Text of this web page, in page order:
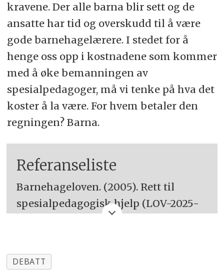
kravene. Der alle barna blir sett og de
ansatte har tid og overskudd til å være
gode barnehagelærere. I stedet for å
henge oss opp i kostnadene som kommer
med å øke bemanningen av
spesialpedagoger, må vi tenke på hva det
koster å la være. For hvem betaler den
regningen? Barna.
Referanseliste
Barnehageloven. (2005). Rett til
spesialpedagogisk hjelp (LOV-2025-
06-17-64/KAPITTEL_7#KAPITTEL_7
DEBATT